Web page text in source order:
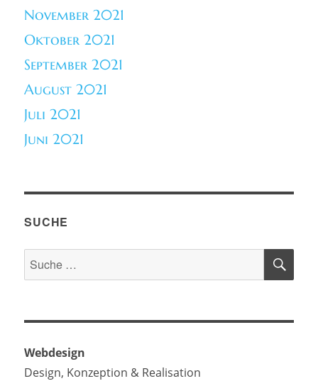
November 2021
Oktober 2021
September 2021
August 2021
Juli 2021
Juni 2021
SUCHE
Suche
nach:
Webdesign
Design, Konzeption & Realisation